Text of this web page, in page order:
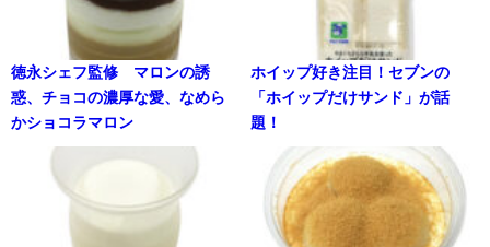
徳永シェフ監修 マロンの誘
惑、チョコの濃厚な愛、なめら
かショコラマロン
ホイップ好き注目！セブンの
「ホイップだけサンド」が話
題！